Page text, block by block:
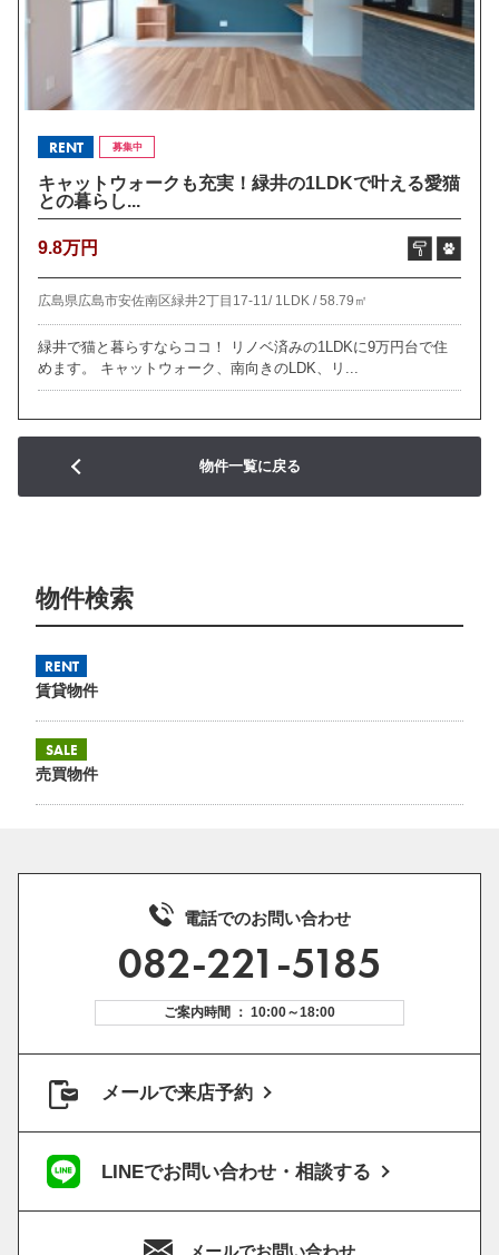
RENT 募集中
キャットウォークも充実！緑井の1LDKで叶える愛猫
との暮らし...
9.8万円
広島県広島市安佐南区緑井2丁目17-11/ 1LDK /58.79㎡
緑井で猫と暮らすならココ！ リノベ済みの1LDKに9万円台で住
めます。 キャットウォーク、南向きのLDK、リ...
物件一覧に戻る
物件検索
RENT
賃貸物件
SALE
売買物件
電話でのお問い合わせ
082-221-5185
ご案内時間 ： 10:00～18:00
メールで来店予約
LINEでお問い合わせ・相談する